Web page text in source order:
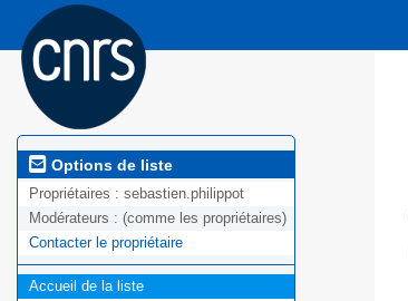
Options de liste
Propriétaires : sebastien.philippot
Modérateurs : (comme les propriétaires)
Contacter le propriétaire
Accueil de la liste